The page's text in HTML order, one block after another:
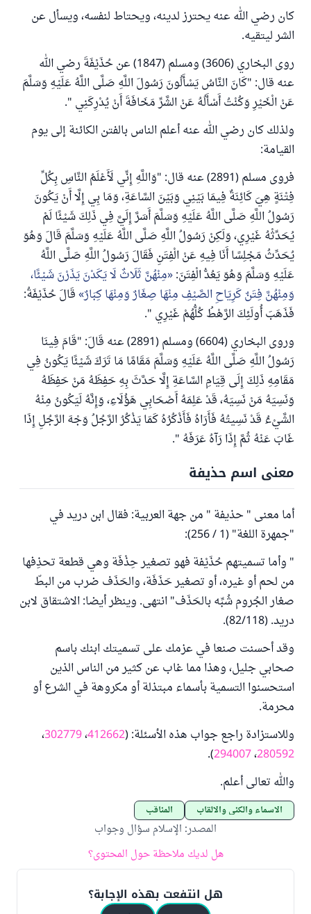
كان رضي الله عنه يحترز لدينه، ويحتاط لنفسه، ويسأل عن
الشر ليتقيه.
روى البخاري (3606) ومسلم (1847) عن حُذَيْفَةَ رضي الله
عنه قال: "كَانَ النَّاسُ يَسْأَلُونَ رَسُولَ اللَّهِ صَلَّى اللَّهُ عَلَيْهِ وَسَلَّمَ
عَنْ الْخَيْرِ وَكُنْتُ أَسْأَلُهُ عَنْ الشَّرِّ مَخَافَةَ أَنْ يُدْرِكَنِي ".
ولذلك كان رضي الله عنه أعلم الناس بالفتن الكائنة إلى يوم
القيامة:
فروى مسلم (2891) عنه قال: "وَاللَّهِ إِنِّي لَأَعْلَمُ النَّاسِ بِكُلِّ
فِتْنَةٍ هِيَ كَائِنَةٌ فِيمَا بَيْنِي وَبَيْنَ السَّاعَةِ، وَمَا بِي إِلَّا أَنْ يَكُونَ
رَسُولُ اللَّهِ صَلَّى اللَّهُ عَلَيْهِ وَسَلَّمَ أَسَرَّ إِلَيَّ فِي ذَلِكَ شَيْئًا لَمْ
يُحَدِّثْهُ غَيْرِي، وَلَكِنْ رَسُولُ اللَّهِ صَلَّى اللَّهُ عَلَيْهِ وَسَلَّمَ قَالَ وَهُوَ
يُحَدِّثُ مَجْلِسًا أَنَا فِيهِ عَنْ الْفِتَنِ فَقَالَ رَسُولُ اللَّهِ صَلَّى اللَّهُ
عَلَيْهِ وَسَلَّمَ وَهُوَ يَعُدُّ الْفِتَنَ: مِنْهُنَّ ثَلَاثٌ لَا يَكَدْنَ يَذَرْنَ شَيْئًا،
وَمِنْهُنَّ فِتَنٌ كَرِيَاحِ الصَّيْفِ مِنْهَا صِغَارٌ وَمِنْهَا كِبَارٌ قَالَ حُذَيْفَةُ:
فَذَهَبَ أُولَئِكَ الرَّهْطُ كُلُّهُمْ غَيْرِي ".
وروى البخاري (6604) ومسلم (2891) عنه قَالَ: "قَامَ فِينَا
رَسُولُ اللَّهِ صَلَّى اللَّهُ عَلَيْهِ وَسَلَّمَ مَقَامًا مَا تَرَكَ شَيْئًا يَكُونُ فِي
مَقَامِهِ ذَلِكَ إِلَى قِيَامِ السَّاعَةِ إِلَّا حَدَّثَ بِهِ حَفِظَهُ مَنْ حَفِظَهُ
وَنَسِيَهُ مَنْ نَسِيَهُ، قَدْ عَلِمَهُ أَصْحَابِي هَؤُلَاءِ، وَإِنَّهُ لَيَكُونُ مِنْهُ
الشَّيْءُ قَدْ نَسِيتُهُ فَأَرَاهُ فَأَذْكُرُهُ كَمَا يَذْكُرُ الرَّجُلُ وَجْهَ الرَّجُلِ إِذَا
غَابَ عَنْهُ ثُمَّ إِذَا رَآهُ عَرَفَهُ ".
معنى اسم حذيفة
أما معنى " حذيفة " من جهة العربية: فقال ابن دريد في
"جمهرة اللغة" (1 / 256):
" وأما تسميتهم حُذَيْفة فهو تصغير حِذْفَة وهي قطعة تحذِفها
من لحم أو غيره، أو تصغير حَذَفَة، والحَذَف ضرب من البطّ
صغار الجُروم شُبِّه بالحَذَف" انتهى. وينظر أيضا: الاشتقاق لابن
دريد. (82/118).
وقد أحسنت صنعا في عزمك على تسميتك ابنك باسم
صحابي جليل، وهذا مما غاب عن كثير من الناس الذين
استحسنوا التسمية بأسماء مبتذلة أو مكروهة في الشرع أو
محرمة.
وللاستزادة راجع جواب هذه الأسئلة: (412662،302779،
280592،294007
).
والله تعالى أعلم.
الأسماء والكنى والألقاب المناقب
المصدر: الإسلام سؤال وجواب
هل لديك ملاحظة حول المحتوى؟
هل انتفعت بهذه الإجابة؟